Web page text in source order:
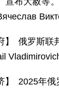
】 俄罗斯
】 2025年